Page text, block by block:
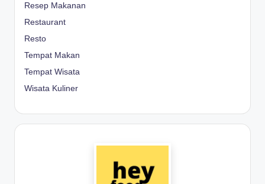
Resep Makanan
Restaurant
Resto
Tempat Makan
Tempat Wisata
Wisata Kuliner